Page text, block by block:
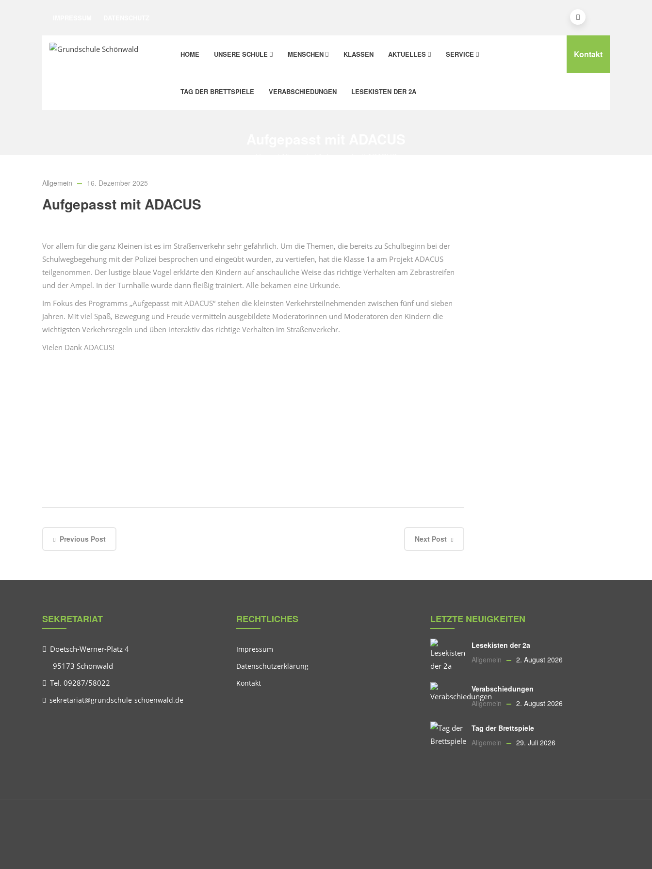
HOME UNSERE SCHULE MENSCHEN KLASSEN AKTUELLES SERVICE
TAG DER BRETTSPIELE VERABSCHIEDUNGEN LESEKISTEN DER 2A
Kontakt
Allgemein 16. Dezember 2025
Aufgepasst mit ADACUS
Vor allem für die ganz Kleinen ist es im Straßenverkehr sehr gefährlich. Um die Themen, die bereits zu Schulbeginn bei der
Schulwegbegehung mit der Polizei besprochen und eingeübt wurden, zu vertiefen, hat die Klasse 1a am Projekt ADACUS
teilgenommen. Der lustige blaue Vogel erklärte den Kindern auf anschauliche Weise das richtige Verhalten am Zebrastreifen
und der Ampel. In der Turnhalle wurde dann fleißig trainiert. Alle bekamen eine Urkunde.
Im Fokus des Programms „Aufgepasst mit ADACUS“ stehen die kleinsten Verkehrsteilnehmenden zwischen fünf und sieben
Jahren. Mit viel Spaß, Bewegung und Freude vermitteln ausgebildete Moderatorinnen und Moderatoren den Kindern die
wichtigsten Verkehrsregeln und üben interaktiv das richtige Verhalten im Straßenverkehr.
Vielen Dank ADACUS!
Previous Post Next Post
SEKRETARIAT
Doetsch-Werner-Platz 4
95173 Schönwald
Tel. 09287/58022
sekretariat@grundschule-schoenwald.de
RECHTLICHES
Impressum
Datenschutzerklärung
Kontakt
LETZTE NEUIGKEITEN
Lesekisten der 2a
Allgemein
2. August 2026
Verabschiedungen
Allgemein
2. August 2026
Tag der Brettspiele
Allgemein
29. Juli 2026